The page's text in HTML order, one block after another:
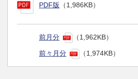
PDF版 （1,986KB）
前月分 （1,962KB）
前々月分 （1,974KB）